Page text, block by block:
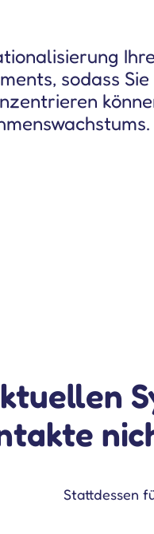
sodass Sie
Stattdessen